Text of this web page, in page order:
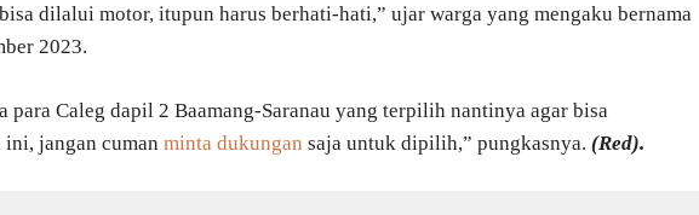
dilalui motor, itupun harus berhati-hati,” ujar warga yang mengaku bernama
2023.
para Caleg dapil 2 Baamang-Saranau yang terpilih nantinya agar bisa
jangan cuman minta dukungan saja untuk dipilih,” pungkasnya. (Red).